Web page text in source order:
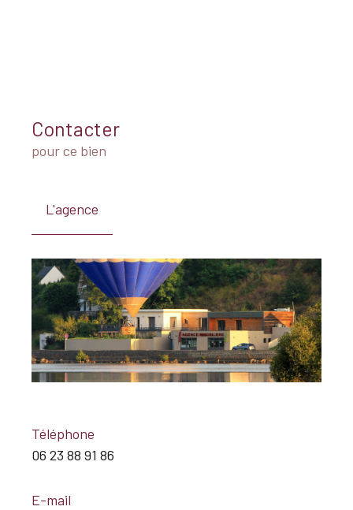
Contacter
pour ce bien
L'agence
Téléphone
06 23 88 91 86
E-mail